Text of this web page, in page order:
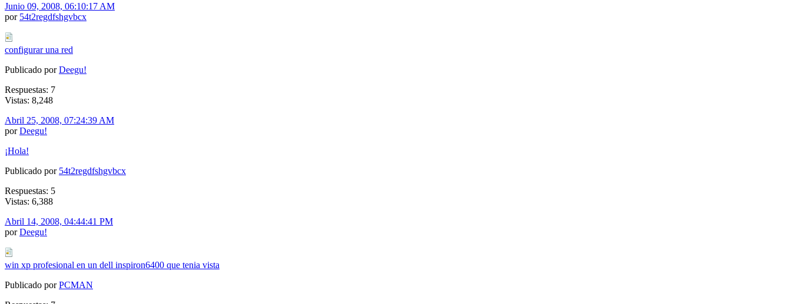
Junio 09, 2008, 06:10:17 AM
por 54t2regdfshgvbcx
configurar una red
Publicado porDeegu!
Respuestas: 7
Vistas: 8,248
Abril 25, 2008, 07:24:39 AM
porDeegu!
¡Hola!
Publicado por 54t2regdfshgvbcx
Respuestas: 5
Vistas: 6,388
Abril 14, 2008, 04:44:41 PM
porDeegu!
win xp profesional en un dell inspiron6400 que tenia vista
Publicado porPCMAN